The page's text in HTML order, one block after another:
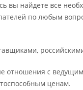
вы найдете все
по любым
отношения с
ценам.